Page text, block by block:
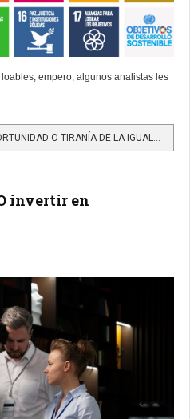
empero, algunos analistas les
LEER MÁS…AGENDA 2030: ¿OPORTUNIDAD O TIRANÍA DE LA IGUALDAD? (I)
invertir en